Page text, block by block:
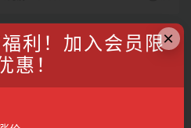
11日阳叔网创地球村的特邀会议
3月前
日阳叔网创地球村的特邀会议
×
利！加入会员限
惠！